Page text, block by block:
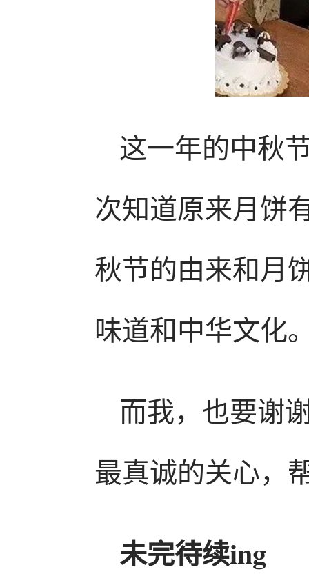
这一年的中秋
次知道原来月饼
秋节的由来和月
味道和中华文化
而我，也要谢
最真诚的关心，
未完待续ing